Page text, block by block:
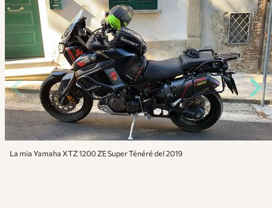
La mia Yamaha XTZ 1200 ZE Super Ténéré del 2019